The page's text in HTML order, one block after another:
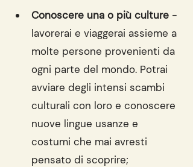
Conoscere una o più culture -
lavorerai e viaggerai assieme a
molte persone provenienti da
ogni parte del mondo. Potrai
avviare degli intensi scambi
culturali con loro e conoscere
nuove lingue usanze e
costumi che mai avresti
pensato di scoprire;